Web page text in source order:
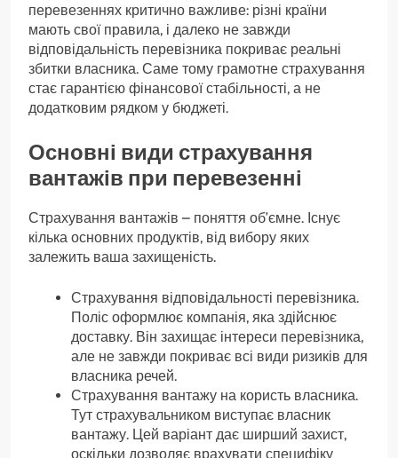
перевезеннях критично важливе: різні країни
мають свої правила, і далеко не завжди
відповідальність перевізника покриває реальні
збитки власника. Саме тому грамотне страхування
стає гарантією фінансової стабільності, а не
додатковим рядком у бюджеті.
Основні види страхування
вантажів при перевезенні
Страхування вантажів – поняття об’ємне. Існує
кілька основних продуктів, від вибору яких
залежить ваша захищеність.
Страхування відповідальності перевізника.
Поліс оформлює компанія, яка здійснює
доставку. Він захищає інтереси перевізника,
але не завжди покриває всі види ризиків для
власника речей.
Страхування вантажу на користь власника.
Тут страхувальником виступає власник
вантажу. Цей варіант дає ширший захист,
оскільки дозволяє врахувати специфіку